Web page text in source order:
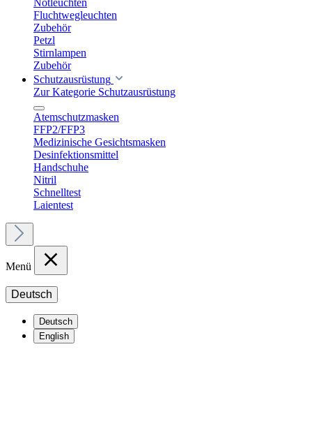
Notleuchten
Fluchtwegleuchten
Zubehör
Petzl
Stirnlampen
Zubehör
Schutzausrüstung
Zur Kategorie Schutzausrüstung
Atemschutzmasken
FFP2/FFP3
Medizinische Gesichtsmasken
Desinfektionsmittel
Handschuhe
Nitril
Schnelltest
Laientest
Menü
Deutsch
Deutsch
English